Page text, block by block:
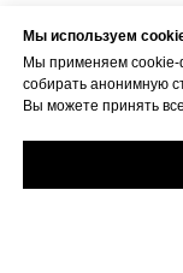
КУБКЕ" 2025
Мы используем
Мы применяем cookie-
собирать анонимную
Вы можете принять